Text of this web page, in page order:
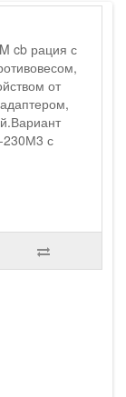
cb рация с